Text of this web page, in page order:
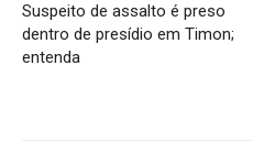
Suspeito de assalto é preso
dentro de presídio em Timon;
entenda